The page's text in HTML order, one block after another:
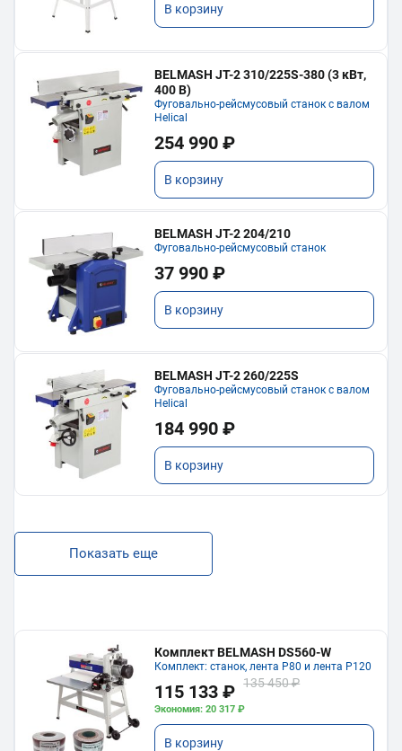
В корзину
BELMASH JT-2 310/225S-380 (3 кВт,
400 В)
Фуговально-рейсмусовый станок с валом
Helical
254 990 ₽
В корзину
BELMASH JT-2 204/210
Фуговально-рейсмусовый станок
37 990 ₽
В корзину
BELMASH JT-2 260/225S
Фуговально-рейсмусовый станок с валом
Helical
184 990 ₽
В корзину
Показать еще
Комплект BELMASH DS560-W
Комплект: станок, лента P80 и лента P120
115 133 ₽ 135 450 ₽
Экономия: 20 317 ₽
В корзину